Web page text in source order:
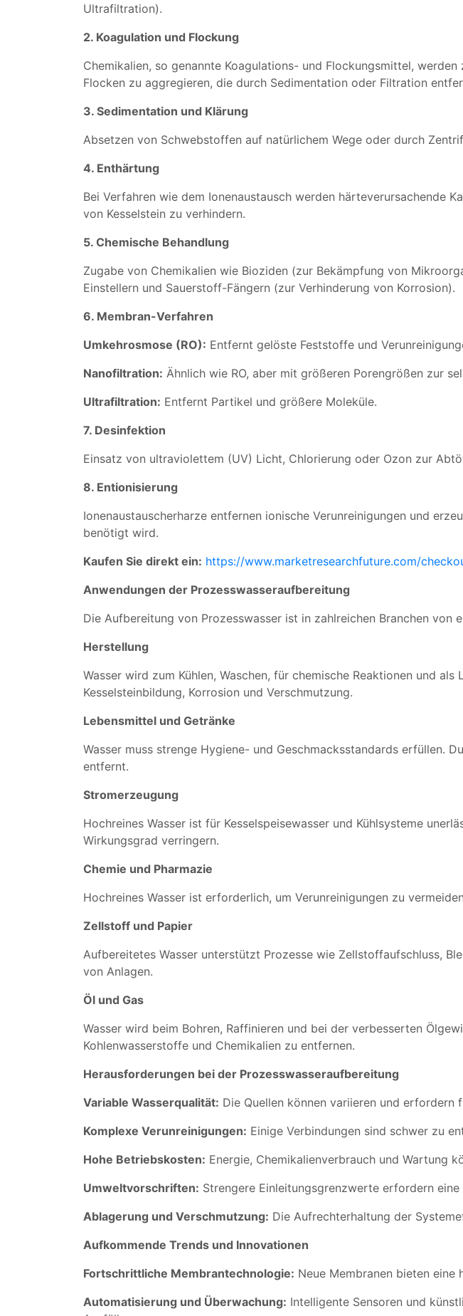
Ultrafiltration).
2. Koagulation und Flockung
Chemikalien, so genannte Koagulations- und Flockungsmittel,
Flocken zu aggregieren, die durch Sedimentation oder Filtration
3. Sedimentation und Klärung
Absetzen von Schwebstoffen auf natürlichem Wege oder durch
4. Enthärtung
Bei Verfahren wie dem Ionenaustausch werden härteverursachende
von Kesselstein zu verhindern.
5. Chemische Behandlung
Zugabe von Chemikalien wie Bioziden (zur Bekämpfung von
Einstellern und Sauerstoff-Fängern (zur Verhinderung von Korrosion).
6. Membran-Verfahren
Umkehrosmose (RO): Entfernt gelöste Feststoffe und
Nanofiltration: Ähnlich wie RO, aber mit größeren Porengrößen zur
Ultrafiltration: Entfernt Partikel und größere Moleküle.
7. Desinfektion
Einsatz von ultraviolettem (UV) Licht, Chlorierung oder Ozon zur
8. Entionisierung
Ionenaustauscherharze entfernen ionische Verunreinigungen und
benötigt wird.
Kaufen Sie direkt ein: https://www.marketresearchfuture.com/
Anwendungen der Prozesswasseraufbereitung
Die Aufbereitung von Prozesswasser ist in zahlreichen Branchen von
Herstellung
Wasser wird zum Kühlen, Waschen, für chemische Reaktionen und
Kesselsteinbildung, Korrosion und Verschmutzung.
Lebensmittel und Getränke
Wasser muss strenge Hygiene- und Geschmacksstandards erfüllen.
entfernt.
Stromerzeugung
Hochreines Wasser ist für Kesselspeisewasser und Kühlsysteme
Wirkungsgrad verringern.
Chemie und Pharmazie
Hochreines Wasser ist erforderlich, um Verunreinigungen zu
Zellstoff und Papier
Aufbereitetes Wasser unterstützt Prozesse wie Zellstoffaufschluss,
von Anlagen.
Öl und Gas
Wasser wird beim Bohren, Raffinieren und bei der verbesserten
Kohlenwasserstoffe und Chemikalien zu entfernen.
Herausforderungen bei der Prozesswasseraufbereitung
Variable Wasserqualität: Die Quellen können variieren und erfordern
Komplexe Verunreinigungen: Einige Verbindungen sind schwer zu
Hohe Betriebskosten: Energie, Chemikalienverbrauch und Wartung
Umweltvorschriften: Strengere Einleitungsgrenzwerte erfordern
Ablagerung und Verschmutzung: Die Aufrechterhaltung der
Aufkommende Trends und Innovationen
Fortschrittliche Membrantechnologie: Neue Membranen bieten
Automatisierung und Überwachung: Intelligente Sensoren und